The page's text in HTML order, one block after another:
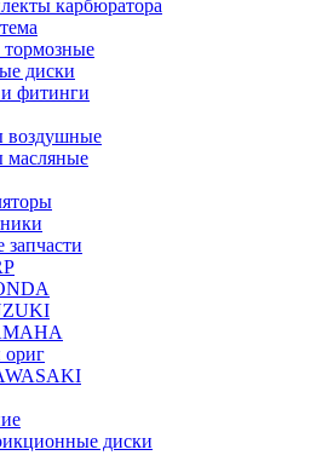
карбюратора
диски
фитинги
воздушные
масляные
ориг
диски